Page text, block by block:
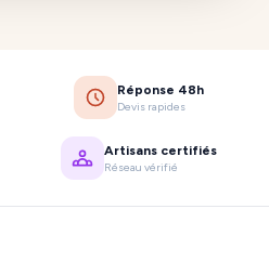
Réponse 48h
Devis rapides
Artisans certifiés
Réseau vérifié